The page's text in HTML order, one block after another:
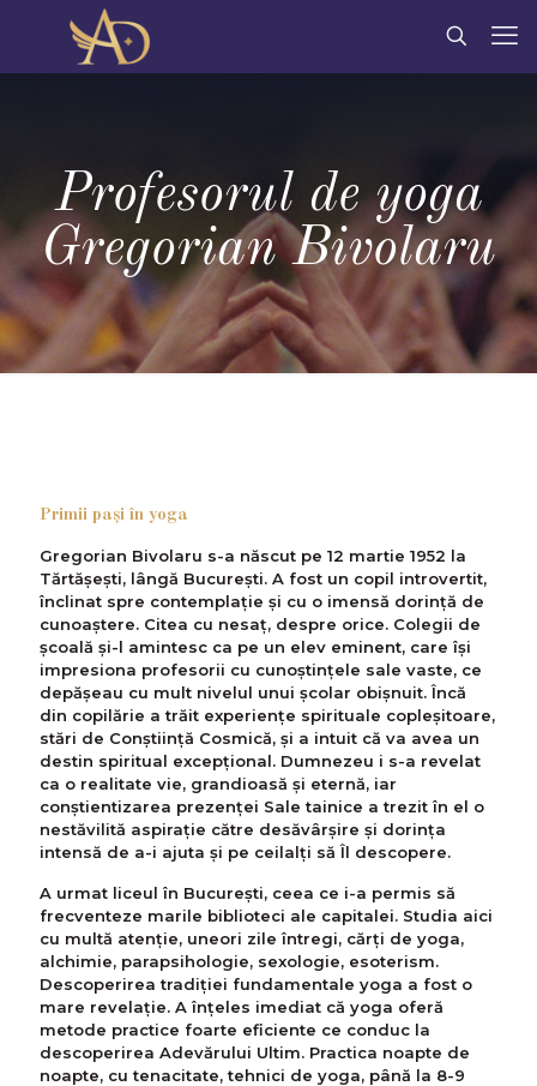
Profesorul de yoga
Gregorian Bivolaru
Primii pași în yoga
Gregorian Bivolaru s-a născut pe 12 martie 1952 la
Tărtășești, lângă București. A fost un copil introvertit,
înclinat spre contemplație și cu o imensă dorință de
cunoaștere. Citea cu nesaț, despre orice. Colegii de
școală și-l amintesc ca pe un elev eminent, care își
impresiona profesorii cu cunoștințele sale vaste, ce
depășeau cu mult nivelul unui școlar obișnuit. Încă
din copilărie a trăit experiențe spirituale copleșitoare,
stări de Conștiință Cosmică, și a intuit că va avea un
destin spiritual excepțional. Dumnezeu i s-a revelat
ca o realitate vie, grandioasă și eternă, iar
conștientizarea prezenței Sale tainice a trezit în el o
nestăvilită aspirație către desăvârșire și dorința
intensă de a-i ajuta și pe ceilalţi să Îl descopere.
A urmat liceul în București, ceea ce i-a permis să
frecventeze marile biblioteci ale capitalei. Studia aici
cu multă atenție, uneori zile întregi, cărți de yoga,
alchimie, parapsihologie, sexologie, esoterism.
Descoperirea tradiției fundamentale yoga a fost o
mare revelație. A înțeles imediat că yoga oferă
metode practice foarte eficiente ce conduc la
descoperirea Adevărului Ultim. Practica noapte de
noapte, cu tenacitate, tehnici de yoga, până la 8-9